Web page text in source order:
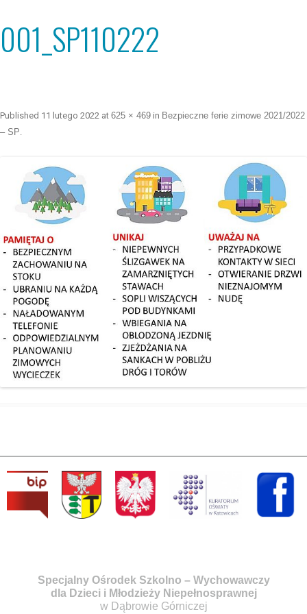
001_SP110222
Published 11 lutego 2022 at 625 × 469 in Bezpieczne ferie zimowe 2021/2022
– SP.
Specjalny Ośrodek Szkolno – Wychowawczy
dla Dzieci i Młodzieży Niepełnosprawnej
w Dąbrowie Górniczej